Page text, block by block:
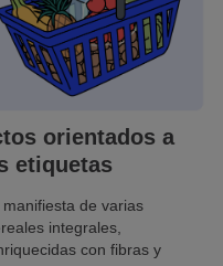
orientados a
etiquetas
de varias
integrales,
con fibras y